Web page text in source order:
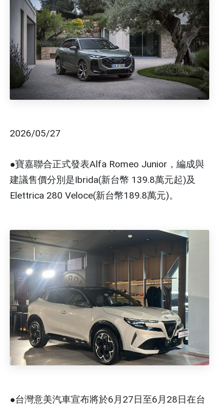
2026/05/27
●寶嘉聯合正式發表Alfa Romeo Junior，編成與
建議售價分別是Ibrida(新台幣 139.8萬元起)及
Elettrica 280 Veloce(新台幣189.8萬元)。
●台灣意美汽車宣布將於6月27日至6月28日在台